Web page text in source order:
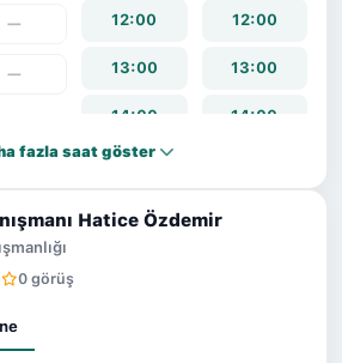
—
—
12:00
13:00
14:00
15:00
16:00
12:00
13:00
14:00
fazla saat göster
Hatice Özdemir
0 görüş